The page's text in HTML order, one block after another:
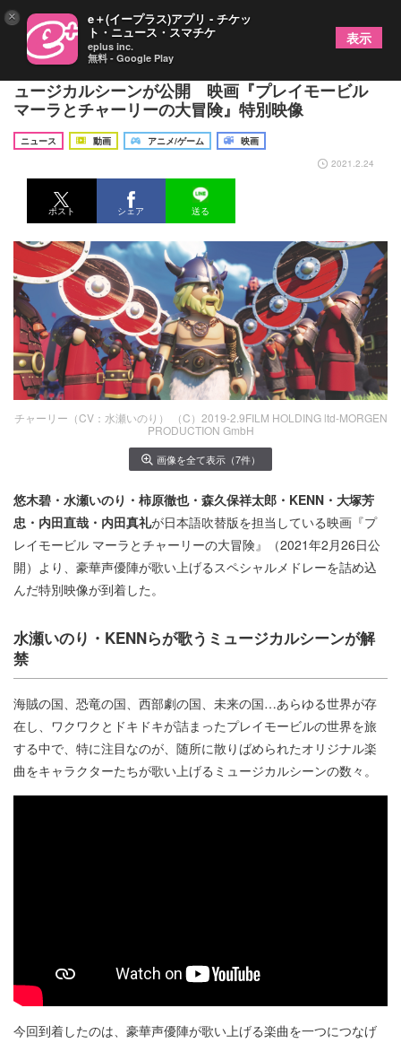
水瀬いのり・KENN・大塚芳忠・内田真礼が歌うミ
ュージカルシーンが公開 映画『プレイモービル
マーラとチャーリーの大冒険』特別映像
ニュース 動画 アニメ/ゲーム
映画
2021.2.24
ポスト シェア 送る
チャーリー（CV：水瀬いのり） （C）2019-2.9FILM HOLDING ltd-MORGEN
PRODUCTION GmbH
画像を全て表示（7件）
悠木碧・水瀬いのり・柿原徹也・森久保祥太郎・KENN・大塚芳
忠・内田直哉・内田真礼が日本語吹替版を担当している映画『プ
レイモービル マーラとチャーリーの大冒険』（2021年2月26日公
開）より、豪華声優陣が歌い上げるスペシャルメドレーを詰め込
んだ特別映像が到着した。
水瀬いのり・KENNらが歌うミュージカルシーンが解
禁
海賊の国、恐竜の国、西部劇の国、未来の国…あらゆる世界が存
在し、ワクワクとドキドキが詰まったプレイモービルの世界を旅
する中で、特に注目なのが、随所に散りばめられたオリジナル楽
曲をキャラクターたちが歌い上げるミュージカルシーンの数々。
今回到着したのは、豪華声優陣が歌い上げる楽曲を一つにつなげ
× e＋(イープラス)アプリ - チケッ
ト・ニュース・スマチケ
eplus inc.
無料 - Google Play
表示